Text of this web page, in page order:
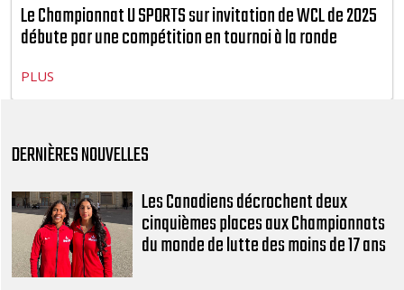
Le Championnat U SPORTS sur invitation de WCL de 2025
débute par une compétition en tournoi à la ronde
PLUS
DERNIÈRES NOUVELLES
Les Canadiens décrochent deux
cinquièmes places aux Championnats
du monde de lutte des moins de 17 ans